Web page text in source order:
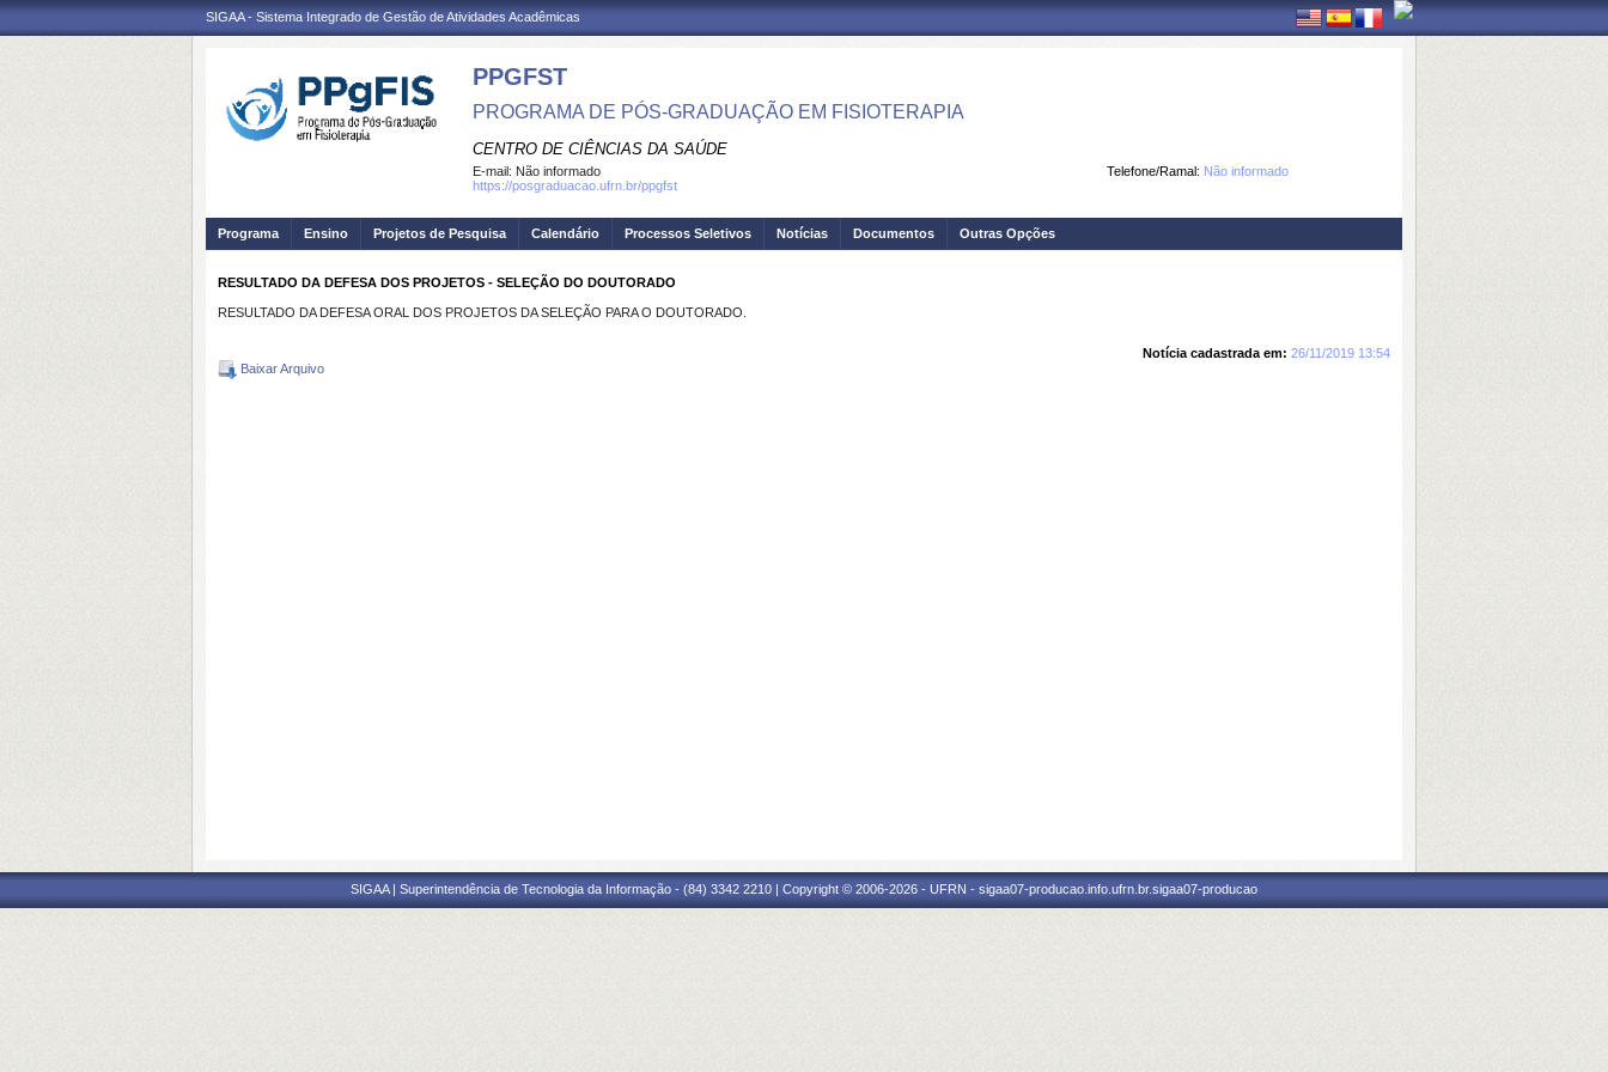
SIGAA - Sistema Integrado de Gestão de Atividades Acadêmicas
PPGFST
PROGRAMA DE PÓS-GRADUAÇÃO EM FISIOTERAPIA
CENTRO DE CIÊNCIAS DA SAÚDE
Telefone/Ramal: Não informado
E-mail: Não informado
https://posgraduacao.ufrn.br/ppgfst
Programa Ensino Projetos de Pesquisa Calendário Processos Seletivos Notícias Documentos Outras Opções
RESULTADO DA DEFESA DOS PROJETOS - SELEÇÃO DO DOUTORADO
RESULTADO DA DEFESA ORAL DOS PROJETOS DA SELEÇÃO PARA O DOUTORADO.
Notícia cadastrada em: 26/11/2019 13:54
Baixar Arquivo
SIGAA | Superintendência de Tecnologia da Informação - (84) 3342 2210 | Copyright © 2006-2026 - UFRN - sigaa07-producao.info.ufrn.br.sigaa07-producao